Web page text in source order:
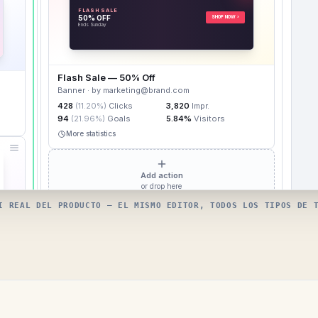
REAL DEL PRODUCTO — EL MISMO EDITOR, TODOS LOS TIPOS DE